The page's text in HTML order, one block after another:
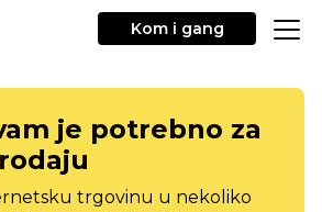
Kom i gang
je potrebno za
trgovinu u nekoliko